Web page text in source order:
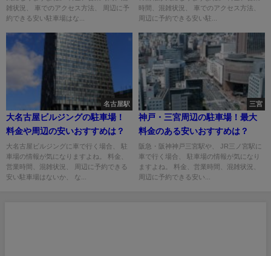
雑状況、 車でのアクセス方法、 周辺に予
約できる安い駐車場はな...
時間、混雑状況、 車でのアクセス方法、
周辺に予約できる安い駐...
名古屋駅
大名古屋ビルジングの駐車場！
料金や周辺の安いおすすめは？
大名古屋ビルジングに車で行く場合、 駐
車場の情報が気になりますよね。 料金、
営業時間、混雑状況、 周辺に予約できる
安い駐車場はないか、 な...
三宮
神戸・三宮周辺の駐車場！最大
料金のある安いおすすめは？
阪急・阪神神戸三宮駅や、 JR三ノ宮駅に
車で行く場合、 駐車場の情報が気になり
ますよね。 料金、営業時間、混雑状況、
周辺に予約できる安い...